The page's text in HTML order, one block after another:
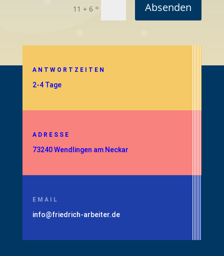
11 + 6 = Absenden
ANTWORTZEITEN
2-4 Tage
ADRESSE
73240 Wendlingen am Neckar
EMAIL
info@friedrich-arbeiter.de